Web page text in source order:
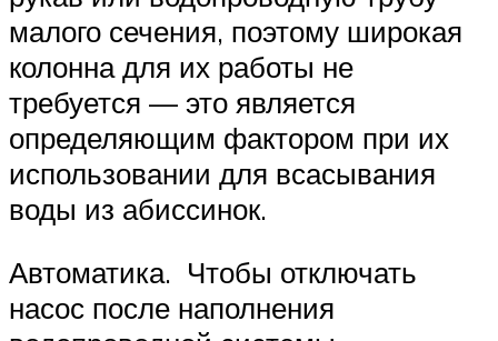
малого сечения, поэтому широкая
колонна для их работы не
требуется — это является
определяющим фактором при их
использовании для всасывания
воды из абиссинок.
Автоматика. Чтобы отключать
насос после наполнения